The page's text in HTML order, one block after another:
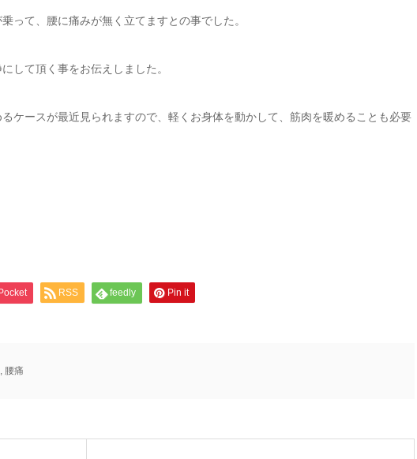
って、腰に痛みが無く立てますとの事でした。
して頂く事をお伝えしました。
ケースが最近見られますので、軽くお身体を動かして、筋肉を暖めることも必要
Pocket RSS feedly Pin it
, 腰痛